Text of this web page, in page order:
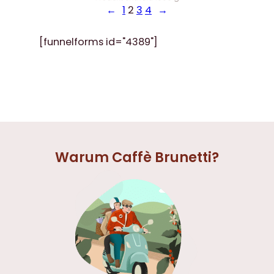
← 1 2 3 4 →
[funnelforms id="4389"]
Warum Caffè Brunetti?